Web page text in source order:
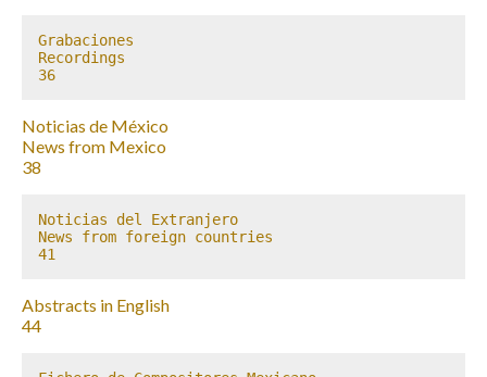
Grabaciones
Recordings
36
Noticias de México
News from Mexico
38
Noticias del Extranjero
News from foreign countries
41
Abstracts in English
44